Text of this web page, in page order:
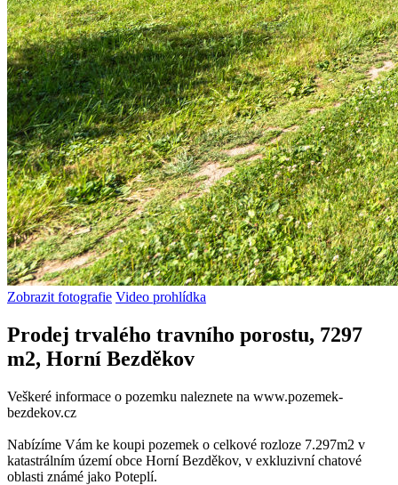
Zobrazit fotografie Video prohlídka
Prodej trvalého travního porostu, 7297
m2, Horní Bezděkov
Veškeré informace o pozemku naleznete na www.pozemek-
bezdekov.cz
Nabízíme Vám ke koupi pozemek o celkové rozloze 7.297m2 v
katastrálním území obce Horní Bezděkov, v exkluzivní chatové
oblasti známé jako Poteplí.